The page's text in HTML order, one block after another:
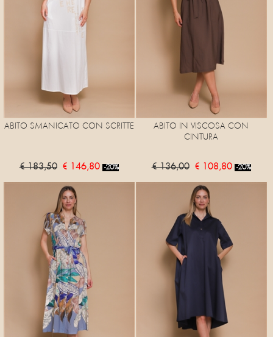
ABITO SMANICATO CON SCRITTE
€ 183,50 € 146,80 -20%
ABITO IN VISCOSA CON
CINTURA
€ 136,00 € 108,80 -20%